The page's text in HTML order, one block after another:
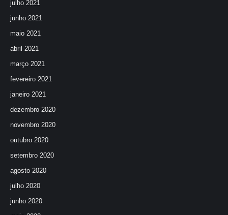
julho 2021
junho 2021
maio 2021
abril 2021
março 2021
fevereiro 2021
janeiro 2021
dezembro 2020
novembro 2020
outubro 2020
setembro 2020
agosto 2020
julho 2020
junho 2020